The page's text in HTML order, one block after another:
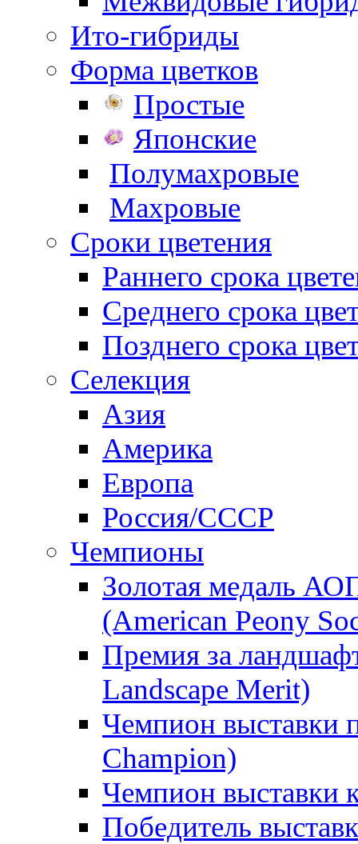
Ито-гибриды
Форма цветков
Простые
Японские
Полумахровые
Махровые
Сроки цветения
Раннего срока
Среднего срока
Позднего срока
Селекция
Азия
Америка
Европа
Россия/СССР
Чемпионы
Золотая медаль
(American Peony
Премия за
Landscape Merit)
Чемпион выставки
Champion)
Чемпион выставки
Победитель